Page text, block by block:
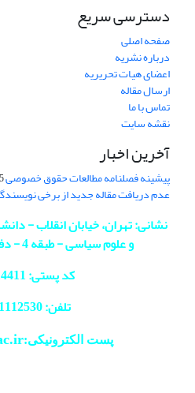
دسترسی سریع
صفحه اصلی
درباره نشریه
اعضای هیات تحریریه
ارسال مقاله
تماس با ما
نقشه سایت
آخرین اخبار
پیشینه فصلنامه مطالعات حقوق خصوصی
عدم دریافت مقاله جدید از برخی
نشانی: تهران، خیابان انقلاب -
و علوم سیاسی - طبقه 4 - دفتر مجله - اتاق 413
کد پستی: 1417614411
تلفن: 61112530-
پست الکترونیکی:lawmag